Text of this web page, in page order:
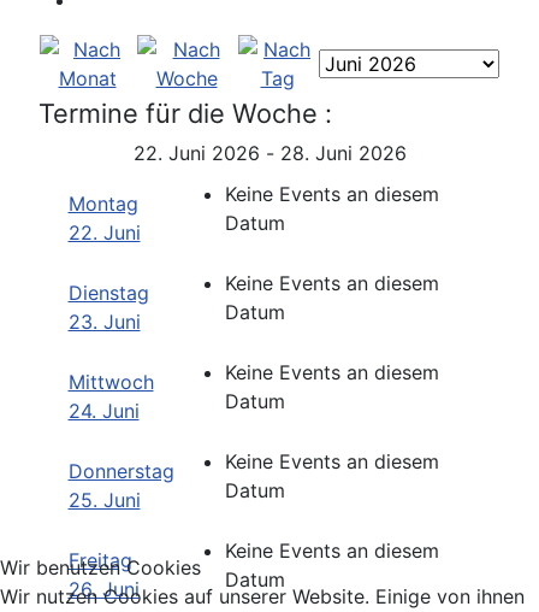
Termine für die Woche :
22. Juni 2026 - 28. Juni 2026
Montag
22. Juni
Keine Events an diesem
Datum
Dienstag
23. Juni
Keine Events an diesem
Datum
Mittwoch
24. Juni
Keine Events an diesem
Datum
Donnerstag
25. Juni
Keine Events an diesem
Datum
Freitag
26. Juni
Keine Events an diesem
Datum
Wir benutzen Cookies
Wir nutzen Cookies auf unserer Website. Einige von ihnen